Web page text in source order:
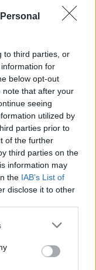
to third parties, or
for
below opt-out
note that after your
seeing
utilized by
parties prior to
of the further
third parties on the
information may
the IAB’s List of
disclose it to other
de la
en
de la Selva